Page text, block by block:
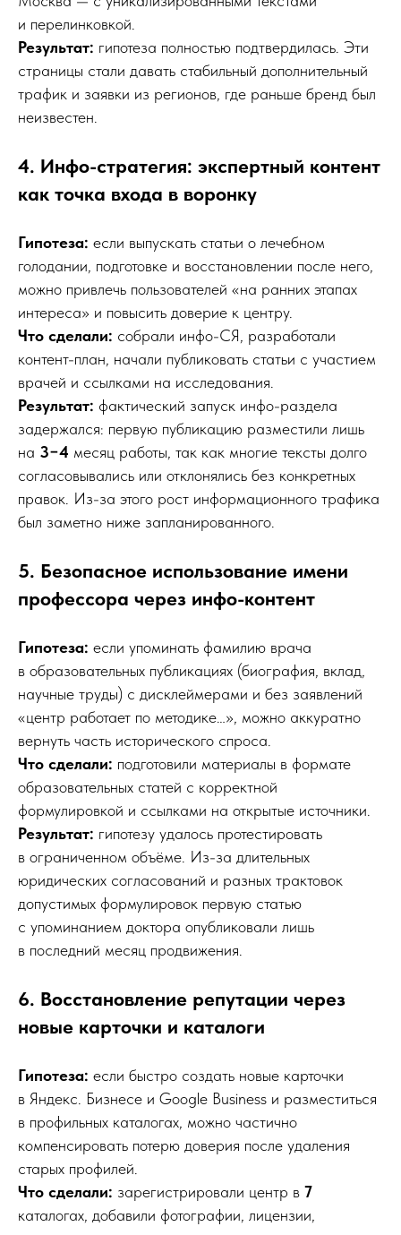
и перелинковкой.
Результат: гипотеза полностью подтвердилась. Эти
страницы стали давать стабильный дополнительный
трафик и заявки из регионов, где раньше бренд был
неизвестен.
4. Инфо-стратегия: экспертный контент
как точка входа в воронку
Гипотеза: если выпускать статьи о лечебном
голодании, подготовке и восстановлении после него,
можно привлечь пользователей «на ранних этапах
интереса» и повысить доверие к центру.
Что сделали: собрали инфо-СЯ, разработали
контент-план, начали публиковать статьи с участием
врачей и ссылками на исследования.
Результат: фактический запуск инфо-раздела
задержался: первую публикацию разместили лишь
на 3−4 месяц работы, так как многие тексты долго
согласовывались или отклонялись без конкретных
правок. Из-за этого рост информационного трафика
был заметно ниже запланированного.
5. Безопасное использование имени
профессора через инфо-контент
Гипотеза: если упоминать фамилию врача
в образовательных публикациях (биография, вклад,
научные труды) с дисклеймерами и без заявлений
«центр работает по методике…», можно аккуратно
вернуть часть исторического спроса.
Что сделали: подготовили материалы в формате
образовательных статей с корректной
формулировкой и ссылками на открытые источники.
Результат: гипотезу удалось протестировать
в ограниченном объёме. Из-за длительных
юридических согласований и разных трактовок
допустимых формулировок первую статью
с упоминанием доктора опубликовали лишь
в последний месяц продвижения.
6. Восстановление репутации через
новые карточки и каталоги
Гипотеза: если быстро создать новые карточки
в Яндекс. Бизнесе и Google Business и разместиться
в профильных каталогах, можно частично
компенсировать потерю доверия после удаления
старых профилей.
Что сделали: зарегистрировали центр в 7
каталогах, добавили фотографии, лицензии,